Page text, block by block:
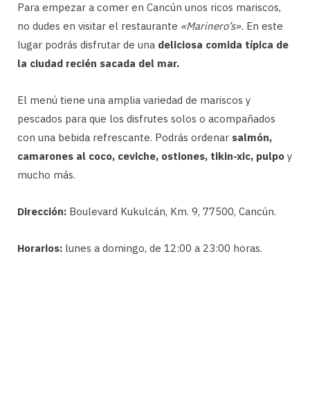
Para empezar a comer en Cancún unos ricos mariscos,
no dudes en visitar el restaurante «Marinero’s». En este
lugar podrás disfrutar de una deliciosa comida típica de
la ciudad recién sacada del mar.
El menú tiene una amplia variedad de mariscos y
pescados para que los disfrutes solos o acompañados
con una bebida refrescante. Podrás ordenar salmón,
camarones al coco, ceviche, ostiones, tikin-xic, pulpo y
mucho más.
Dirección: Boulevard Kukulcán, Km. 9, 77500, Cancún.
Horarios: lunes a domingo, de 12:00 a 23:00 horas.